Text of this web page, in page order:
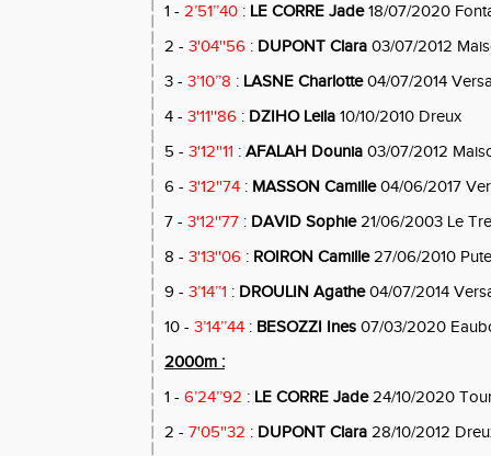
1 - 2’51’’40 : LE CORRE Jade18/07/2020
2 - 3'04''56 : DUPONT Clara 03/07/2012
3 - 3’10’’8 : LASNE Charlotte04/07/2014
4 - 3'11''86 : DZIHO Leila 10/10/2010 Dreux
5 - 3'12''11 : AFALAH Dounia 03/07/2012
6 - 3'12''74 : MASSON Camille04/06/2017
7 - 3'12''77 : DAVID Sophie21/06/2003 Le
8 - 3'13''06 : ROIRON Camille27/06/2010
9 - 3’14’’1 : DROULIN Agathe04/07/2014
10 - 3’14’’44 : BESOZZI Ines 07/03/2020
2000m :
1 - 6’24’’92 : LE CORRE Jade24/10/2020
2 - 7'05''32 : DUPONT Clara 28/10/2012